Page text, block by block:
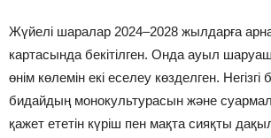
Жүйелі шаралар 2024–2028 жылдарға
картасында бекітілген. Онда ауыл
өнім көлемін екі еселеу көзделген.
бидайдың монокультурасын және суармалы
қажет ететін күріш пен мақта сияқты